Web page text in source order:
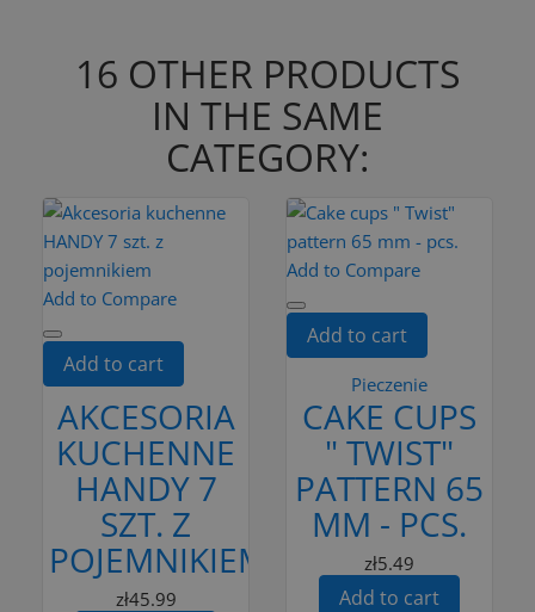
16 OTHER PRODUCTS
IN THE SAME
CATEGORY:
Add to Compare
Add to cart
AKCESORIA
KUCHENNE
HANDY 7
SZT. Z
POJEMNIKIEM
zł45.99
Add to Compare
Add to cart
Pieczenie
CAKE CUPS
" TWIST"
PATTERN 65
MM - PCS.
zł5.49
Add to cart